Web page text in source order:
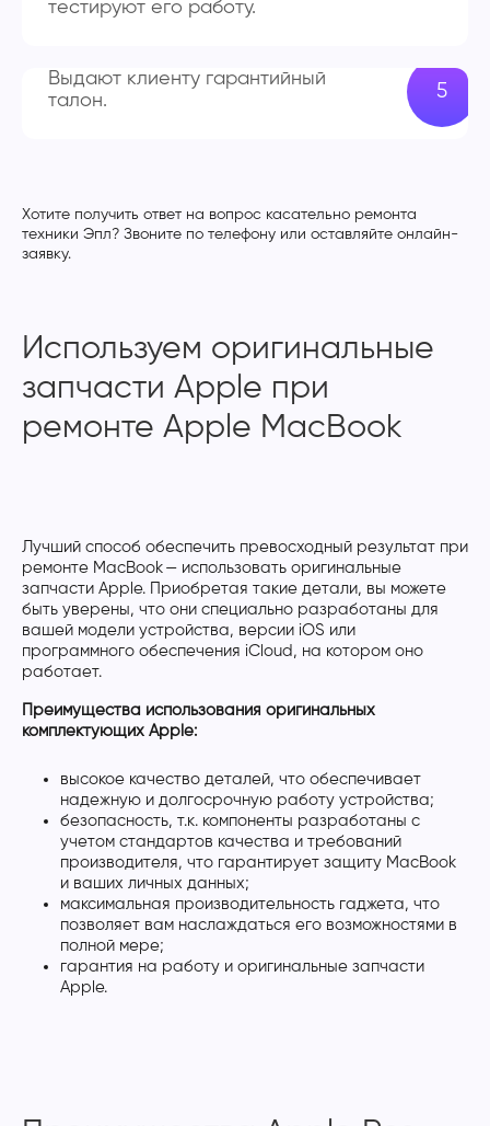
тестируют его работу.
Выдают клиенту гарантийный
талон.
Хотите получить ответ на вопрос касательно ремонта
техники Эпл? Звоните по телефону или оставляйте онлайн-
заявку.
Используем оригинальные
запчасти Apple при
ремонте Apple MacBook
Лучший способ обеспечить превосходный результат при
ремонте MacBook — использовать оригинальные
запчасти Apple. Приобретая такие детали, вы можете
быть уверены, что они специально разработаны для
вашей модели устройства, версии iOS или
программного обеспечения iCloud, на котором оно
работает.
Преимущества использования оригинальных
комплектующих Apple:
высокое качество деталей, что обеспечивает
надежную и долгосрочную работу устройства;
безопасность, т.к. компоненты разработаны с
учетом стандартов качества и требований
производителя, что гарантирует защиту MacBook
и ваших личных данных;
максимальная производительность гаджета, что
позволяет вам наслаждаться его возможностями в
полной мере;
гарантия на работу и оригинальные запчасти
Apple.